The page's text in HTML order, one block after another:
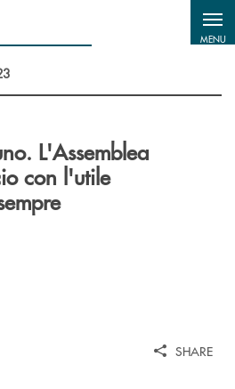
MENU
L'Assemblea
con l'utile
SHARE